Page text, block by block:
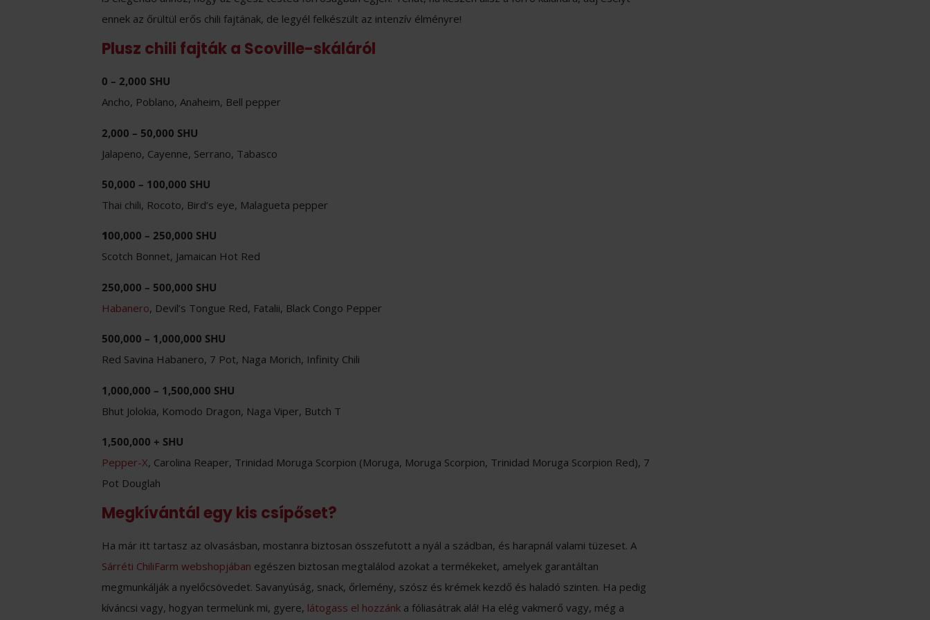
ennek az őrültül erős chili fajtának, de legyél felkészült az intenzív élményre!
Plusz chili fajták a Scoville-skáláról
0 – 2,000 SHU
Ancho, Poblano, Anaheim, Bell pepper
2,000 – 50,000 SHU
Jalapeno, Cayenne, Serrano, Tabasco
50,000 – 100,000 SHU
Thai chili, Rocoto, Bird’s eye, Malagueta pepper
100,000 – 250,000 SHU
Scotch Bonnet, Jamaican Hot Red
250,000 – 500,000 SHU
Habanero, Devil’s Tongue Red, Fatalii, Black Congo Pepper
500,000 – 1,000,000 SHU
Red Savina Habanero, 7 Pot, Naga Morich, Infinity Chili
1,000,000 – 1,500,000 SHU
Bhut Jolokia, Komodo Dragon, Naga Viper, Butch T
1,500,000 + SHU
Pepper-X, Carolina Reaper, Trinidad Moruga Scorpion (Moruga, Moruga Scorpion, Trinidad Moruga Scorpion Red), 7
Pot Douglah
Megkívántál egy kis csípőset?
Ha már itt tartasz az olvasásban, mostanra biztosan összefutott a nyál a szádban, és harapnál valami tüzeset. A
Sárréti ChiliFarm webshopjában egészen biztosan megtalálod azokat a termékeket, amelyek garantáltan
megmunkálják a nyelőcsövedet. Savanyúság, snack, őrlemény, szósz és krémek kezdő és haladó szinten. Ha pedig
kíváncsi vagy, hogyan termelünk mi, gyere, látogass el hozzánka fóliasátrak alá! Ha elég vakmerő vagy, még a